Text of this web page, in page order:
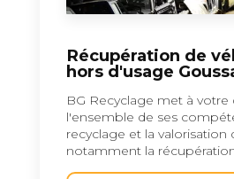
Récupération de
hors d'usage
BG Recyclage met à votre
l'ensemble de ses
recyclage et la valorisation
notamment la